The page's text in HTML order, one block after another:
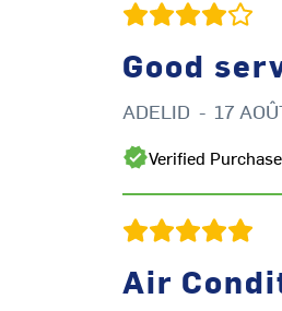
Good
ADELID - 17
Verified Purchase
Air